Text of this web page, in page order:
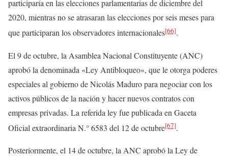
participaría en las elecciones parlamentarias de diciembre del
2020, mientras no se atrasaran las elecciones por seis meses para
que participaran los observadores internacionales[66].
El 9 de octubre, la Asamblea Nacional Constituyente (ANC)
aprobó la denominada «Ley Antibloqueo», que le otorga poderes
especiales al gobierno de Nicolás Maduro para negociar con los
activos públicos de la nación y hacer nuevos contratos con
empresas privadas. La referida ley fue publicada en Gaceta
Oficial extraordinaria N.° 6583 del 12 de octubre[67].
Posteriormente, el 14 de octubre, la ANC aprobó la Ley de